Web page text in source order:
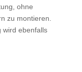
ohne
zu montieren.
wird ebenfalls